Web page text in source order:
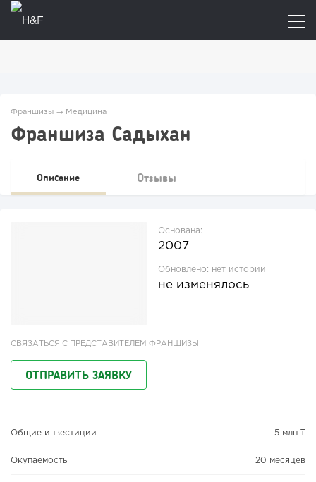
Франшизы → Медицина
Франшиза Садыхан
Описание Отзывы
Основана:
2007
Обновлено: нет истории
не изменялось
СВЯЗАТЬСЯ С ПРЕДСТАВИТЕЛЕМ ФРАНШИЗЫ
ОТПРАВИТЬ ЗАЯВКУ
Общие инвестиции 5 млн ₸
Окупаемость 20 месяцев